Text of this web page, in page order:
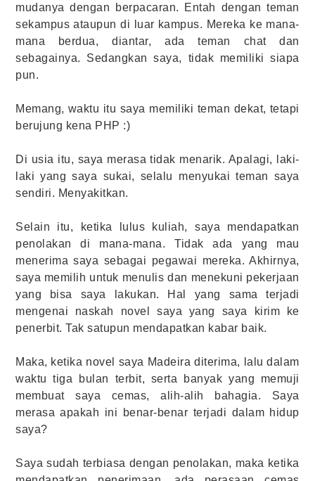
mudanya dengan berpacaran. Entah dengan teman
sekampus ataupun di luar kampus. Mereka ke mana-
mana berdua, diantar, ada teman chat dan
sebagainya. Sedangkan saya, tidak memiliki siapa
pun.
Memang, waktu itu saya memiliki teman dekat, tetapi
berujung kena PHP :)
Di usia itu, saya merasa tidak menarik. Apalagi, laki-
laki yang saya sukai, selalu menyukai teman saya
sendiri. Menyakitkan.
Selain itu, ketika lulus kuliah, saya mendapatkan
penolakan di mana-mana. Tidak ada yang mau
menerima saya sebagai pegawai mereka. Akhirnya,
saya memilih untuk menulis dan menekuni pekerjaan
yang bisa saya lakukan. Hal yang sama terjadi
mengenai naskah novel saya yang saya kirim ke
penerbit. Tak satupun mendapatkan kabar baik.
Maka, ketika novel saya Madeira diterima, lalu dalam
waktu tiga bulan terbit, serta banyak yang memuji
membuat saya cemas, alih-alih bahagia. Saya
merasa apakah ini benar-benar terjadi dalam hidup
saya?
Saya sudah terbiasa dengan penolakan, maka ketika